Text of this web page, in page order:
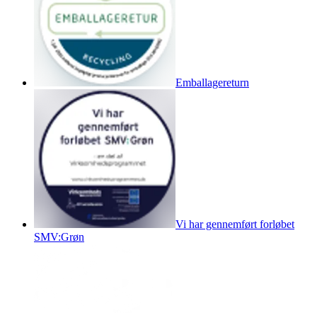
Emballagereturn
Vi har gennemført forløbet
SMV:Grøn